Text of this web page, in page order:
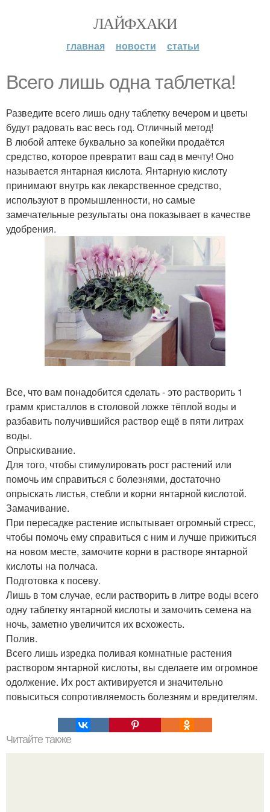
ЛАЙФХАКИ
главная новости статьи
Всего лишь одна таблетка!
Разведите всего лишь одну таблетку вечером и цветы
будут радовать вас весь год. Отличный метод!
В любой аптеке буквально за копейки продаётся
средство, которое превратит ваш сад в мечту! Оно
называется янтарная кислота. Янтарную кислоту
принимают внутрь как лекарственное средство,
используют в промышленности, но самые
замечательные результаты она показывает в качестве
удобрения.
Все, что вам понадобится сделать - это растворить 1
грамм кристаллов в столовой ложке тёплой воды и
разбавить получившийся раствор ещё в пяти литрах
воды.
Опрыскивание.
Для того, чтобы стимулировать рост растений или
помочь им справиться с болезнями, достаточно
опрыскать листья, стебли и корни янтарной кислотой.
Замачивание.
При пересадке растение испытывает огромный стресс,
чтобы помочь ему справиться с ним и лучше прижиться
на новом месте, замочите корни в растворе янтарной
кислоты на полчаса.
Подготовка к посеву.
Лишь в том случае, если растворить в литре воды всего
одну таблетку янтарной кислоты и замочить семена на
ночь, заметно увеличится их всхожесть.
Полив.
Всего лишь изредка поливая комнатные растения
раствором янтарной кислоты, вы сделаете им огромное
одолжение. Их рост активируется и значительно
повыситься сопротивляемость болезням и вредителям.
Читайте также